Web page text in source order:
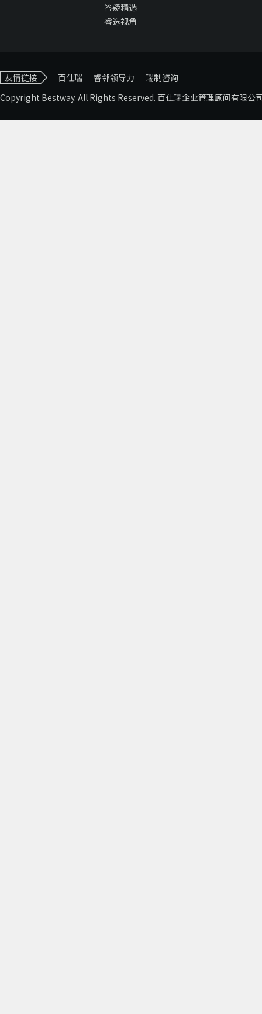
答疑精选
睿选视角
友情链接 百仕瑞 睿邻领导力
瑞制咨询
Copyright Bestway. All Rights Reserved. 百仕瑞企业管理顾问有限公